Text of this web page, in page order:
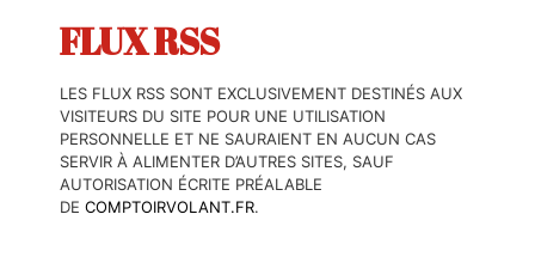
FLUX RSS
LES FLUX RSS SONT EXCLUSIVEMENT DESTINÉS AUX
VISITEURS DU SITE POUR UNE UTILISATION
PERSONNELLE ET NE SAURAIENT EN AUCUN CAS
SERVIR À ALIMENTER D’AUTRES SITES, SAUF
AUTORISATION ÉCRITE PRÉALABLE
DE COMPTOIRVOLANT.FR.